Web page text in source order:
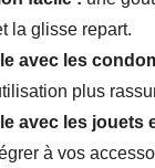
la glisse repart.
avec les
plus
avec les jouets
à vos